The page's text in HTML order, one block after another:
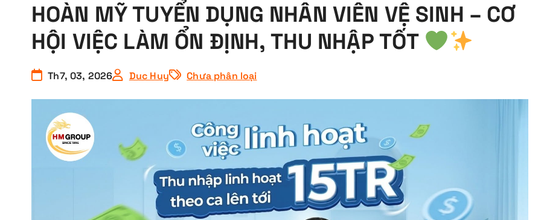
HOÀN MỸ TUYỂN DỤNG NHÂN VIÊN VỆ SINH – CƠ
HỘI VIỆC LÀM ỔN ĐỊNH, THU NHẬP TỐT
Th7, 03, 2026 Duc Huy Chưa phân loại